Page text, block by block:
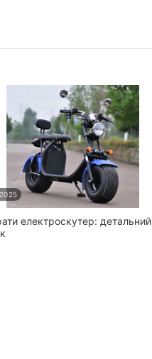
електроскутер: детальний